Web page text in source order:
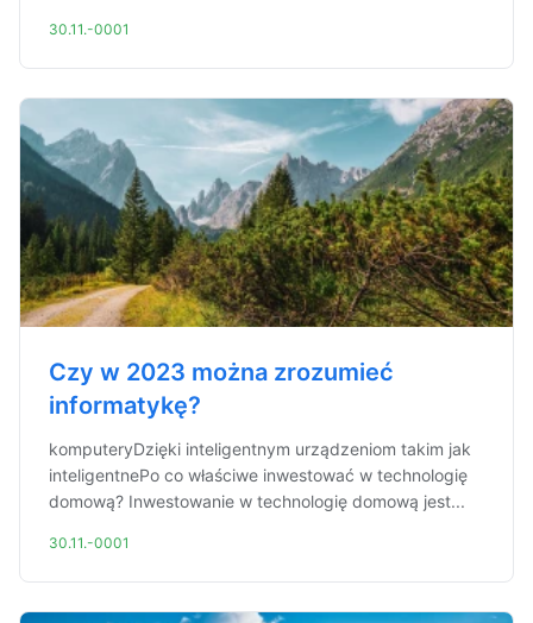
30.11.-0001
Czy w 2023 można zrozumieć
informatykę?
komputeryDzięki inteligentnym urządzeniom takim jak
inteligentnePo co właściwe inwestować w technologię
domową? Inwestowanie w technologię domową jest...
30.11.-0001